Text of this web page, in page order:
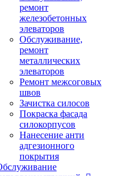
ремонт
железобетонных
элеваторов
Обслуживание,
ремонт
металлических
элеваторов
Ремонт межсоговых
швов
Зачистка силосов
Покраска фасада
силокорпусов
Нанесение анти
адгезионного
покрытия